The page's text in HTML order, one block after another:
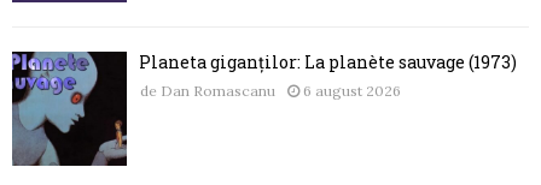
Planeta giganților: La planète sauvage (1973)
de Dan Romascanu 6 august 2026